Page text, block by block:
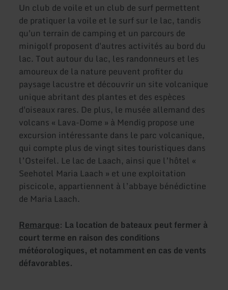
Un club de voile et un club de surf permettent
de pratiquer la voile et le surf sur le lac, tandis
qu'un terrain de camping et un parcours de
minigolf proposent d'autres activités au bord du
lac. Tout autour du lac, les randonneurs et les
amoureux de la nature peuvent profiter du
paysage lacustre et découvrir un site volcanique
unique abritant des plantes et des espèces
d'oiseaux rares. De plus, le musée allemand des
volcans « Lava-Dome » à Mendig propose une
excursion intéressante dans le parc volcanique,
qui compte plus de vingt sites touristiques dans
l’Osteifel. Le lac de Laach, ainsi que l’hôtel «
Seehotel Maria Laach » et une exploitation
piscicole, appartiennent à l’abbaye bénédictine
de Maria Laach.
Remarque: La location de bateaux peut fermer à
court terme en raison des conditions
météorologiques, et notamment en cas de vents
défavorables.